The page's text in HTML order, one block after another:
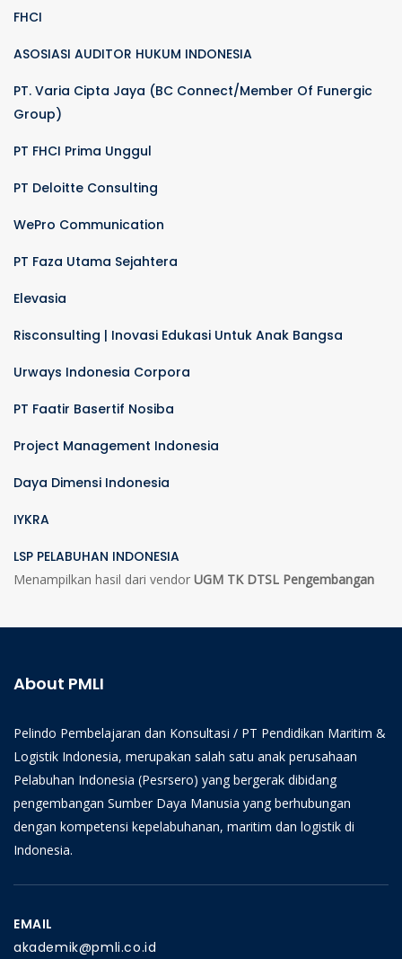
FHCI
ASOSIASI AUDITOR HUKUM INDONESIA
PT. Varia Cipta Jaya (BC Connect/Member Of Funergic
Group)
PT FHCI Prima Unggul
PT Deloitte Consulting
WePro Communication
PT Faza Utama Sejahtera
Elevasia
Risconsulting | Inovasi Edukasi Untuk Anak Bangsa
Urways Indonesia Corpora
PT Faatir Basertif Nosiba
Project Management Indonesia
Daya Dimensi Indonesia
IYKRA
LSP PELABUHAN INDONESIA
Menampilkan hasil dari vendor UGM TK DTSL Pengembangan
About PMLI
Pelindo Pembelajaran dan Konsultasi / PT Pendidikan Maritim &
Logistik Indonesia, merupakan salah satu anak perusahaan
Pelabuhan Indonesia (Pesrsero) yang bergerak dibidang
pengembangan Sumber Daya Manusia yang berhubungan
dengan kompetensi kepelabuhanan, maritim dan logistik di
Indonesia.
EMAIL
akademik@pmli.co.id